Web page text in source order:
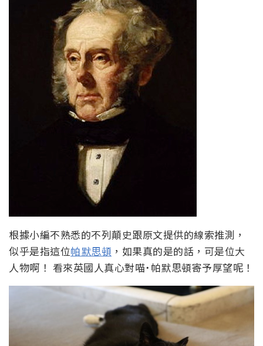
根據小編不熟悉的不列顛史跟原文提供的線索推測，
似乎是指這位帕默思頓 ，如果真的是的話，可是位大
人物啊！ 看來英國人真心對喵˙帕默思頓寄予厚望呢！